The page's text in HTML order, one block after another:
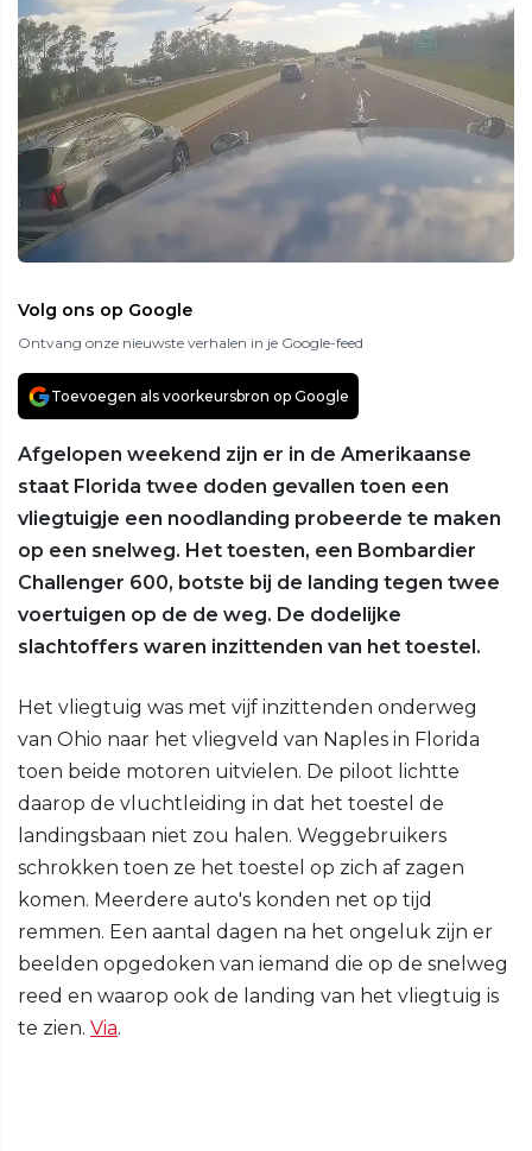
Volg ons op Google
Ontvang onze nieuwste verhalen in je Google-feed
Toevoegen als voorkeursbron op Google
Afgelopen weekend zijn er in de Amerikaanse
staat Florida twee doden gevallen toen een
vliegtuigje een noodlanding probeerde te maken
op een snelweg. Het toesten, een Bombardier
Challenger 600, botste bij de landing tegen twee
voertuigen op de de weg. De dodelijke
slachtoffers waren inzittenden van het toestel.
Het vliegtuig was met vijf inzittenden onderweg
van Ohio naar het vliegveld van Naples in Florida
toen beide motoren uitvielen. De piloot lichtte
daarop de vluchtleiding in dat het toestel de
landingsbaan niet zou halen. Weggebruikers
schrokken toen ze het toestel op zich af zagen
komen. Meerdere auto's konden net op tijd
remmen. Een aantal dagen na het ongeluk zijn er
beelden opgedoken van iemand die op de snelweg
reed en waarop ook de landing van het vliegtuig is
te zien. Via.